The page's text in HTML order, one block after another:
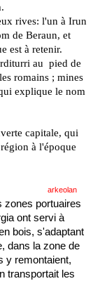
rives: l'un à Irun
de Beraun, et
est à retenir.
au pied de
romains ; mines
explique le nom
capitale, qui
à l'époque
arkeolan
zones portuaires
ont servi à
bois, s'adaptant
dans la zone de
y remontaient,
transportait les